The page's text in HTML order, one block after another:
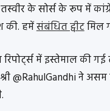
के सोर्स के रूप में
की. हमेंसंबंधित ट्वीटमिल
में इस्तेमाल की
@RahulGandhi ने